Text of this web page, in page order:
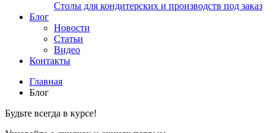
Cтолы для кондитерских и производств под заказ
Блог
Новости
Статьи
Видео
Контакты
Главная
Блог
Будьте всегда в курсе!